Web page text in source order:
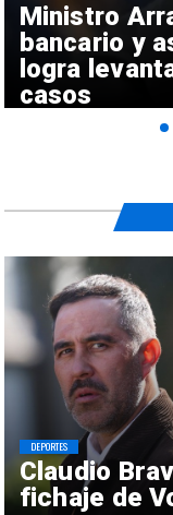
Ministro
bancario y
logra
casos
Claudio
fichaje de
DEPORTES